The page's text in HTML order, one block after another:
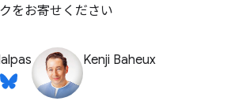
をお寄せください
Kenji Baheux